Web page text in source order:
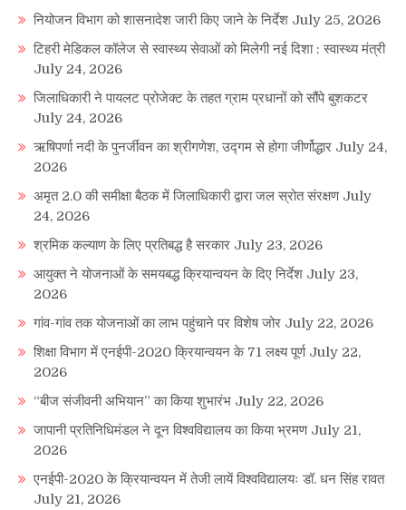
नियोजन विभाग को शासनादेश जारी किए जाने के निर्देश July 25, 2026
टिहरी मेडिकल कॉलेज से स्वास्थ्य सेवाओं को मिलेगी नई दिशा : स्वास्थ्य मंत्री
July 24, 2026
जिलाधिकारी ने पायलट प्रोजेक्ट के तहत ग्राम प्रधानों को सौंपे बुशकटर
July 24, 2026
ऋषिपर्णा नदी के पुनर्जीवन का श्रीगणेश, उद्गम से होगा जीर्णोद्धार July 24,
2026
अमृत 2.0 की समीक्षा बैठक में जिलाधिकारी द्वारा जल स्रोत संरक्षण July
24, 2026
श्रमिक कल्याण के लिए प्रतिबद्ध है सरकार July 23, 2026
आयुक्त ने योजनाओं के समयबद्ध क्रियान्वयन के दिए निर्देश July 23,
2026
गांव-गांव तक योजनाओं का लाभ पहुंचाने पर विशेष जोर July 22, 2026
शिक्षा विभाग में एनईपी-2020 क्रियान्वयन के 71 लक्ष्य पूर्ण July 22,
2026
“बीज संजीवनी अभियान” का किया शुभारंभ July 22, 2026
जापानी प्रतिनिधिमंडल ने दून विश्वविद्यालय का किया भ्रमण July 21,
2026
एनईपी-2020 के क्रियान्वयन में तेजी लायें विश्वविद्यालयः डॉ. धन सिंह रावत
July 21, 2026